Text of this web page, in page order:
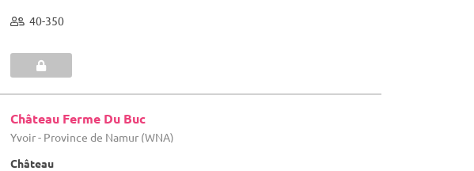
40-350
Château Ferme Du Buc
Yvoir - Province de Namur (WNA)
Château